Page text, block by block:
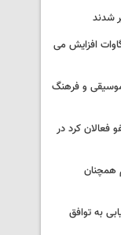
دالاهو به ۹۰۰ مگاوات افزایش می
موسیقی و فرهنگ
فعالان کرد در
همچنان
به توافق